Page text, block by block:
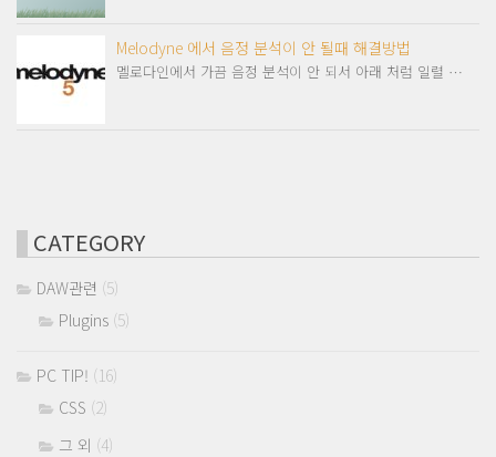
Melodyne 에서 음정 분석이 안 될때 해결방법
멜로다인에서 가끔 음정 분석이 안 되서 아래 처럼 일렬 …
CATEGORY
DAW관련 (5)
Plugins (5)
PC TIP! (16)
CSS (2)
그 외 (4)